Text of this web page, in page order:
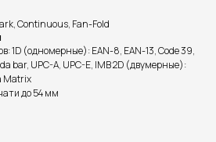
Continuous, Fan-Fold
1D (одномерные): EAN-8, EAN-13, Code 39,
bar, UPC-A, UPC-E, IMB 2D (двумерные):
Matrix
до 54 мм